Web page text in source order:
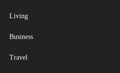
Living
Business
Travel